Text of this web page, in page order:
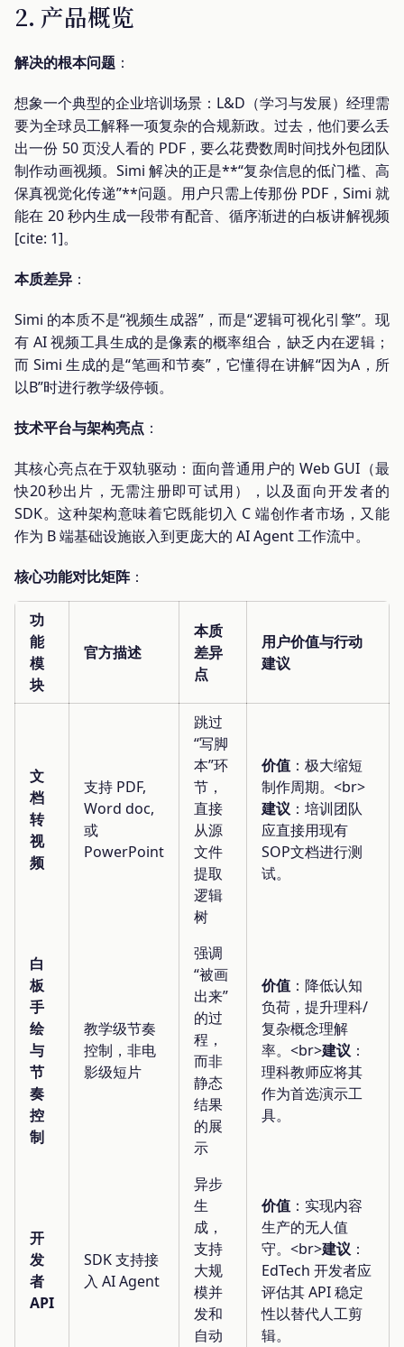
2. 产品概览
解决的根本问题 ：
想象一个典型的企业培训场景：L&D（学习与发展）经理需
要为全球员工解释一项复杂的合规新政。过去，他们要么丢
出一份 50 页没人看的 PDF，要么花费数周时间找外包团队
制作动画视频。Simi 解决的正是**“复杂信息的低门槛、高
保真视觉化传递”**问题。用户只需上传那份 PDF，Simi 就
能在 20 秒内生成一段带有配音、循序渐进的白板讲解视频
[cite: 1]。
本质差异 ：
Simi 的本质不是“视频生成器”，而是“逻辑可视化引擎”。现
有 AI 视频工具生成的是像素的概率组合，缺乏内在逻辑；
而 Simi 生成的是“笔画和节奏”，它懂得在讲解“因为A，所
以B”时进行教学级停顿。
技术平台与架构亮点 ：
其核心亮点在于双轨驱动：面向普通用户的 Web GUI（最
快20秒出片，无需注册即可试用），以及面向开发者的
SDK。这种架构意味着它既能切入 C 端创作者市场，又能
作为 B 端基础设施嵌入到更庞大的 AI Agent 工作流中。
核心功能对比矩阵：
功
能
模
块
官方描述
本质
差异
点
用户价值与行动
建议
文
档
转
视
频
支持 PDF,
Word doc,
或
PowerPoint
跳过
“写脚
本”环
节，
直接
从源
文件
提取
逻辑
树
价值 ：极大缩短
制作周期。<br>
建议 ：培训团队
应直接用现有
SOP文档进行测
试。
白
板
手
绘
与
节
奏
控
制
教学级节奏
控制，非电
影级短片
强调
“被画
出来”
的过
程，
而非
静态
结果
的展
示
价值 ：降低认知
负荷，提升理科/
复杂概念理解
率。<br>建议 ：
理科教师应将其
作为首选演示工
具。
开
发
者
API
SDK 支持接
入 AI Agent
异步
生
成，
支持
大规
模并
发和
自动
价值 ：实现内容
生产的无人值
守。<br>建议 ：
EdTech 开发者应
评估其 API 稳定
性以替代人工剪
辑。